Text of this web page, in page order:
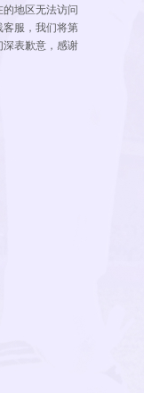
地区无法访问
客服，我们将第
深表歉意，感谢